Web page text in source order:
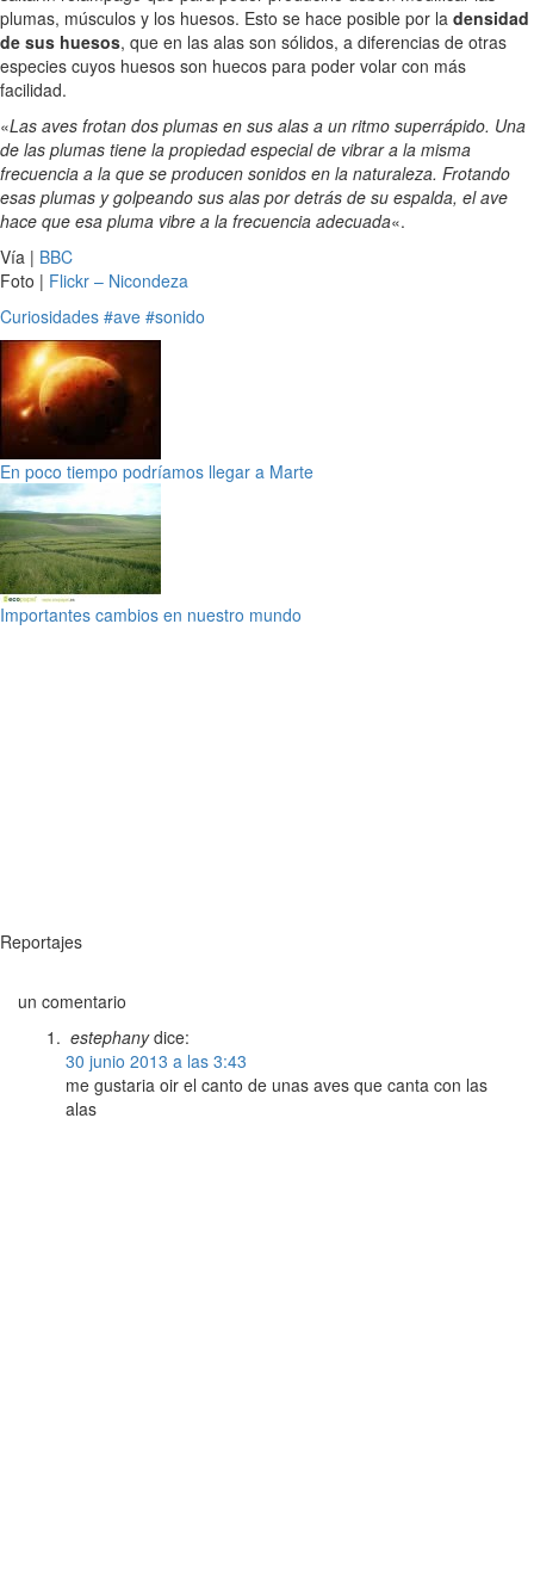
plumas, músculos y los huesos. Esto se hace posible por la densidad
de sus huesos, que en las alas son sólidos, a diferencias de otras
especies cuyos huesos son huecos para poder volar con más
facilidad.
«Las aves frotan dos plumas en sus alas a un ritmo superrápido. Una
de las plumas tiene la propiedad especial de vibrar a la misma
frecuencia a la que se producen sonidos en la naturaleza. Frotando
esas plumas y golpeando sus alas por detrás de su espalda, el ave
hace que esa pluma vibre a la frecuencia adecuada«.
Vía | BBC
Foto | Flickr – Nicondeza
Curiosidades #ave #sonido
En poco tiempo podríamos llegar a Marte
Importantes cambios en nuestro mundo
Reportajes
un comentario
estephany dice:
30 junio 2013 a las 3:43
me gustaria oir el canto de unas aves que canta con las
alas